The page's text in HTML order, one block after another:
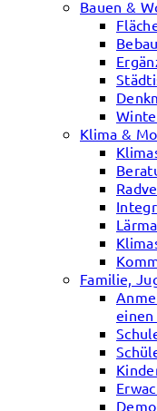
Bauen &
Klima &
Familie,